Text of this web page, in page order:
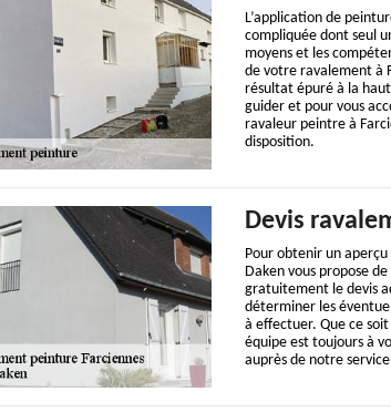
L’application de
compliquée dont seul
moyens et les
de votre ravalement à
résultat épuré à la
guider et pour vous
ravaleur peintre à
disposition.
Devis
Pour obtenir un
Daken vous propose
gratuitement le devis
déterminer les
à effectuer. Que ce
équipe est toujours à
auprès de notre